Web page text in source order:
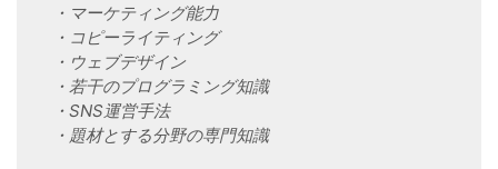
・マーケティング能力
・コピーライティング
・ウェブデザイン
・若干のプログラミング知識
・SNS運営手法
・題材とする分野の専門知識